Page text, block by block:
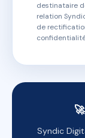
destinataire
relation
de
Syndic